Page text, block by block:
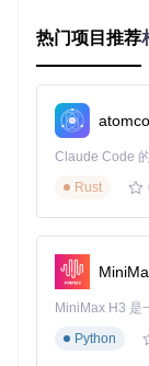
根据网络状
ps）
客厅大屏最佳实践
使用有线网
在配置界面中
启用HDR支
显卡优化指
NVIDIA显卡设置
优化项
编码器
低延迟模式
热门项目推荐
Rust
Python